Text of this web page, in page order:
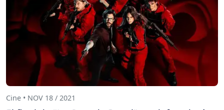
Cine • NOV 18 / 2021